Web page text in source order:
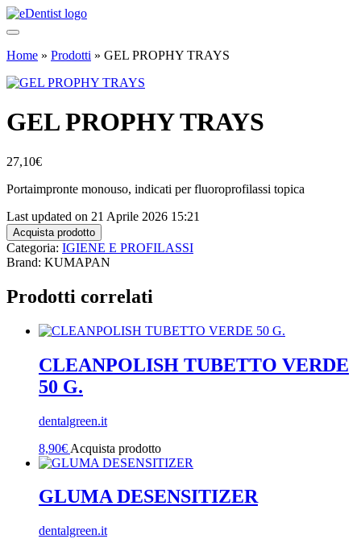
Home » Prodotti » GEL PROPHY TRAYS
GEL PROPHY TRAYS
27,10€
Portaimpronte monouso, indicati per fluoroprofilassi topica
Last updated on 21 Aprile 2026 15:21
Acquista prodotto
Categoria: IGIENE E PROFILASSI
Brand: KUMAPAN
Prodotti correlati
CLEANPOLISH TUBETTO VERDE
50 G.
dentalgreen.it
8,90€ Acquista prodotto
GLUMA DESENSITIZER
dentalgreen.it